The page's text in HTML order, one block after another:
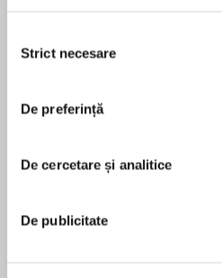
consimțământului
Strict necesare
De preferință
De cercetare și analitice
De publicitate
do to promote a new
InBetter Boys, Better
argues that men today are
outdated model of
them in moments of
from marshalling the
În acest moment nu
Andrew Reiner
Andrew Reiner is a
University, where he offers